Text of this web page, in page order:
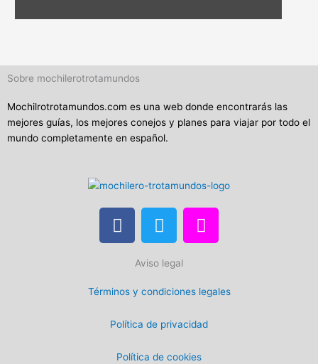
Sobre mochilerotrotamundos
Mochilrotrotamundos.com es una web donde encontrarás las
mejores guías, los mejores conejos y planes para viajar por todo el
mundo completamente en español.
F
a
b
o
T
w
t
t
r
I
n
a
g
r
m
Aviso legal
Términos y condiciones legales
Política de privacidad
Política de cookies